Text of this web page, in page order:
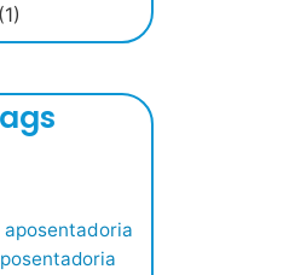
(1)
aposentadoria